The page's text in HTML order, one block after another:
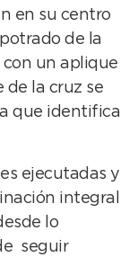
en su centro
de la
un aplique
de la cruz se
que identifica
ejecutadas y
integral
lo
seguir